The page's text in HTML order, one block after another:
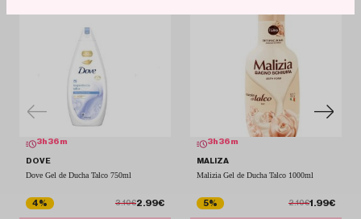
3 h 36 m
DOVE
Dove Gel de Ducha Talco 750ml
4% 3.10€2.99€
3 h 36 m
MALIZA
Malizia Gel de Ducha Talco 1000ml
5% 2.10€1.99€